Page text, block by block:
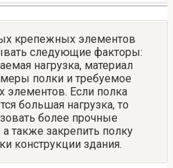
крепежных элементов
следующие факторы:
нагрузка, материал
полки и требуемое
элементов. Если полка
большая нагрузка, то
более прочные
также закрепить полку
конструкции здания.